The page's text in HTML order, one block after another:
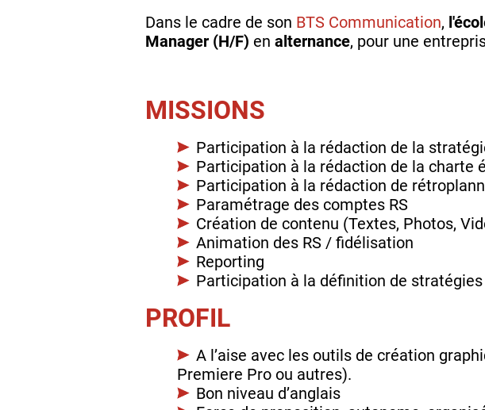
Dans le cadre de son BTS Communication,
Manager (H/F) en alternance, pour une
MISSIONS
Participation à la rédaction de la
Participation à la rédaction de la charte
Participation à la rédaction de
Paramétrage des comptes RS
Création de contenu (Textes, Photos,
Animation des RS / fidélisation
Reporting
Participation à la définition de
PROFIL
A l’aise avec les outils de création
Premiere Pro ou autres).
Bon niveau d’anglais